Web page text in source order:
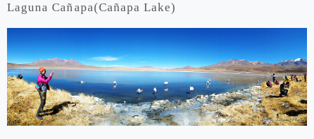
Laguna Cañapa(Cañapa Lake)